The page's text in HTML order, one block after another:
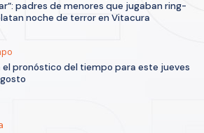
padres de menores que jugaban ring-
noche de terror en Vitacura
el pronóstico del tiempo para este jueves